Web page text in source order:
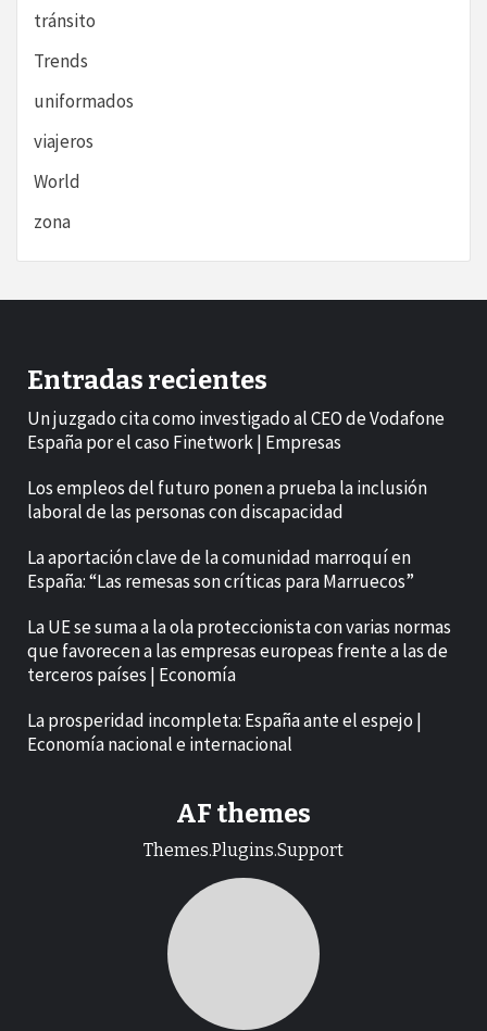
tránsito
Trends
uniformados
viajeros
World
zona
Entradas recientes
Un juzgado cita como investigado al CEO de Vodafone
España por el caso Finetwork | Empresas
Los empleos del futuro ponen a prueba la inclusión
laboral de las personas con discapacidad
La aportación clave de la comunidad marroquí en
España: “Las remesas son críticas para Marruecos”
La UE se suma a la ola proteccionista con varias normas
que favorecen a las empresas europeas frente a las de
terceros países | Economía
La prosperidad incompleta: España ante el espejo |
Economía nacional e internacional
AF themes
Themes.Plugins.Support